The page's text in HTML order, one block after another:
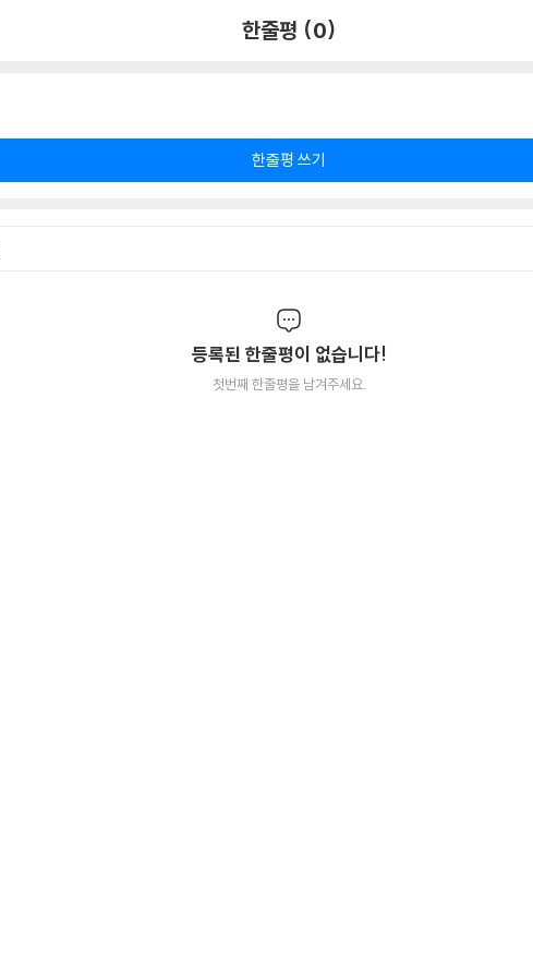
한줄평 (0)
한줄평 쓰기
등록된 한줄평이 없습니다!
첫번째 한줄평을 남겨주세요.